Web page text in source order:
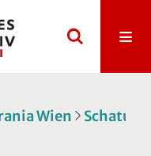
Wien Schatulle